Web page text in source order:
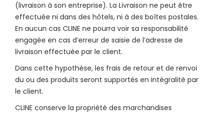
(livraison à son entreprise). La Livraison ne peut être
effectuée ni dans des hôtels, ni à des boîtes postales.
En aucun cas CLINE ne pourra voir sa responsabilité
engagée en cas d’erreur de saisie de l’adresse de
livraison effectuée par le client.
Dans cette hypothèse, les frais de retour et de renvoi
du ou des produits seront supportés en intégralité par
le client.
CLINE conserve la propriété des marchandises